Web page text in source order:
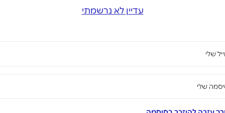
עדיין לא נרשמתי
שלי
שלי